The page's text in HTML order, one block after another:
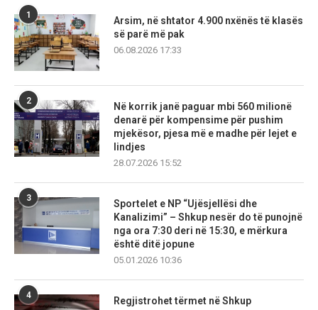
1
Arsim, në shtator 4.900 nxënës të klasës
së parë më pak
06.08.2026 17:33
2
Në korrik janë paguar mbi 560 milionë
denarë për kompensime për pushim
mjekësor, pjesa më e madhe për lejet e
lindjes
28.07.2026 15:52
3
Sportelet e NP “Ujësjellësi dhe
Kanalizimi” – Shkup nesër do të punojnë
nga ora 7:30 deri në 15:30, e mërkura
është ditë jopune
05.01.2026 10:36
4
Regjistrohet tërmet në Shkup